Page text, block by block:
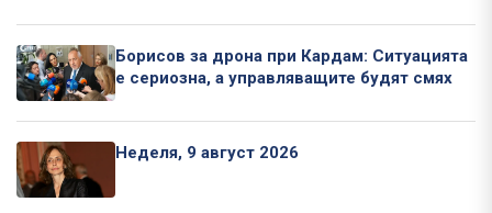
Борисов за дрона при Кардам: Ситуацията
е сериозна, а управляващите будят смях
Неделя, 9 август 2026